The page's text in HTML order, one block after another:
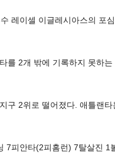
레이셀 이글레시아스의 포
를 2개 밖에 기록하지 못하
구 2위로 떨어졌다. 애틀랜타
7피안타(2피홈런) 7탈살진 1